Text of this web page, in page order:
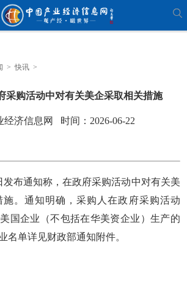
> 快讯 >
采购活动中对有关美企采取相关措施
经济信息网 时间：2026-06-22
布通知称，在政府采购活动中对有关美
施。通知明确，采购人在政府采购活动
国企业（不包括在华美资企业）生产的
名单详见财政部通知附件。